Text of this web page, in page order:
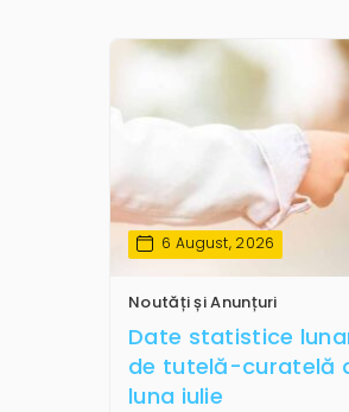
6 August, 2026
Noutăți și Anunțuri
Date statistice
de tutelă-curatelă
luna iulie